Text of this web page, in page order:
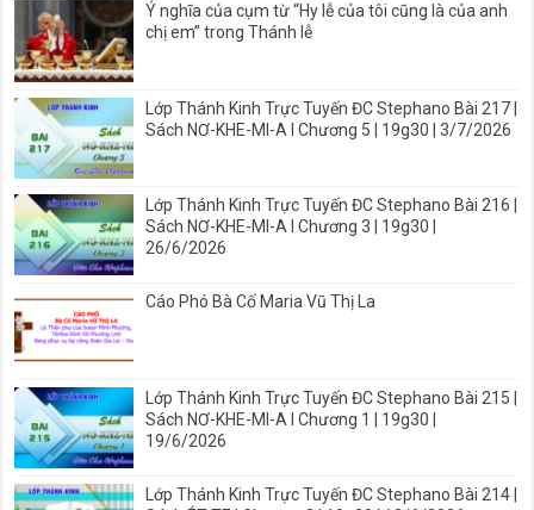
Ý nghĩa của cụm từ “Hy lễ của tôi cũng là của anh
chị em” trong Thánh lễ
Lớp Thánh Kinh Trực Tuyến ĐC Stephano Bài 217 |
Sách NƠ-KHE-MI-A I Chương 5 | 19g30 | 3/7/2026
Lớp Thánh Kinh Trực Tuyến ĐC Stephano Bài 216 |
Sách NƠ-KHE-MI-A I Chương 3 | 19g30 |
26/6/2026
Cáo Phó Bà Cố Maria Vũ Thị La
Lớp Thánh Kinh Trực Tuyến ĐC Stephano Bài 215 |
Sách NƠ-KHE-MI-A I Chương 1 | 19g30 |
19/6/2026
Lớp Thánh Kinh Trực Tuyến ĐC Stephano Bài 214 |